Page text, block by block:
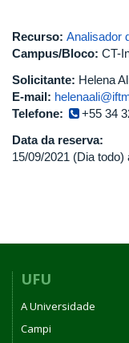
Recurso: Analisador
Campus/Bloco: CT-
Solicitante: Helena
E-mail:
Telefone:
+55 34
Data da reserva:
15/09/2021 (Dia todo)
UFU
A Universidade
Campi